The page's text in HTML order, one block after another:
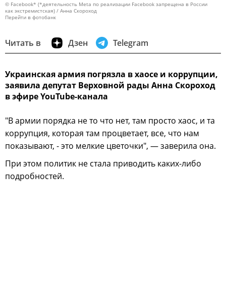
© Facebook* (*деятельность Meta по реализации Facebook запрещена в России
как экстремистская) / Анна Скороход
Перейти в фотобанк
Читать в Дзен Telegram
Украинская армия погрязла в хаосе и коррупции,
заявила депутат Верховной рады Анна Скороход
в эфире YouTube-канала
"В армии порядка не то что нет, там просто хаос, и та
коррупция, которая там процветает, все, что нам
показывают, - это мелкие цветочки", — заверила она.
При этом политик не стала приводить каких-либо
подробностей.